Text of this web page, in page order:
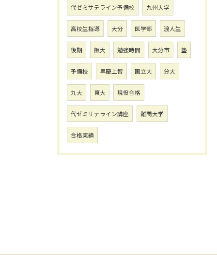
代ゼミサテライン予備校 九州大学
高校生指導 大分 医学部 浪人生
後期 阪大 勉強時間 大分市 塾
予備校 早慶上智 国立大 分大
九大 東大 現役合格
代ゼミサテライン講座 難関大学
合格実績